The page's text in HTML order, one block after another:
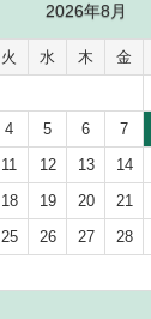
2026年8月
火 水 木 金
4 5 6 7
11 12 13 14
18 19 20 21
25 26 27 28